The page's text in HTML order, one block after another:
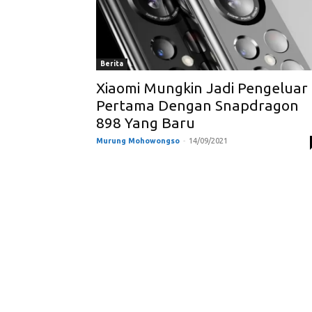
Berita
Xiaomi Mungkin Jadi Pengeluar
Pertama Dengan Snapdragon
898 Yang Baru
Murung Mohowongso - 14/09/2021